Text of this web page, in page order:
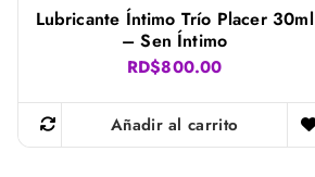
Lubricante Íntimo Trío Placer 30ml
– Sen Íntimo
RD$800.00
Añadir al carrito